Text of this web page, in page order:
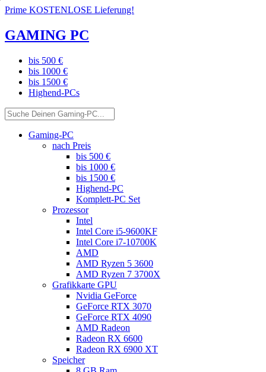
Prime KOSTENLOSE Lieferung!
GAMING PC
bis 500 €
bis 1000 €
bis 1500 €
Highend-PCs
Gaming-PC
nach Preis
bis 500 €
bis 1000 €
bis 1500 €
Highend-PC
Komplett-PC Set
Prozessor
Intel
Intel Core i5-9600KF
Intel Core i7-10700K
AMD
AMD Ryzen 5 3600
AMD Ryzen 7 3700X
Grafikkarte GPU
Nvidia GeForce
GeForce RTX 3070
GeForce RTX 4090
AMD Radeon
Radeon RX 6600
Radeon RX 6900 XT
Speicher